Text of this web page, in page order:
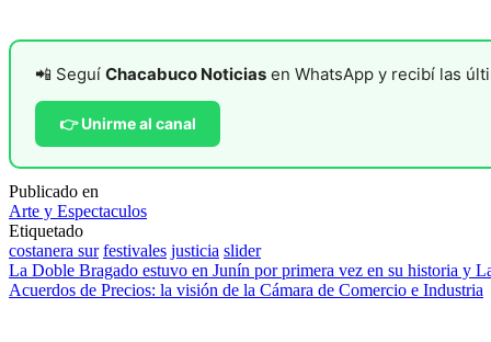
📲 Seguí Chacabuco Noticias en WhatsApp y recibí las
👉 Unirme al canal
Publicado en
Arte y Espectaculos
Etiquetado
costanera sur festivales justicia slider
Navegación
de
La Doble Bragado estuvo en Junín por primera vez en su historia y
Acuerdos de Precios: la visión de la Cámara de Comercio e Industria